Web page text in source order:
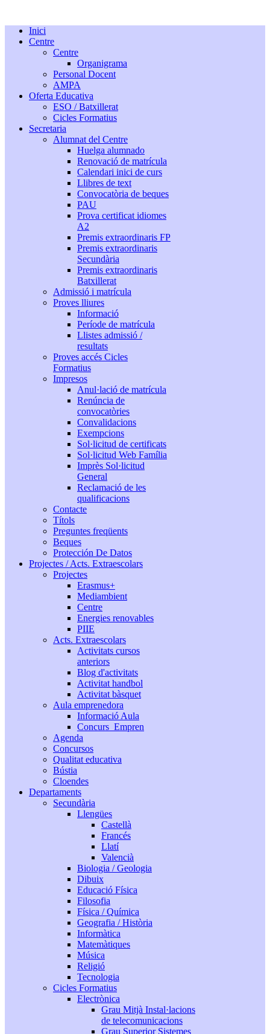
Inici
Centre
Centre
Organigrama
Personal Docent
AMPA
Oferta Educativa
ESO / Batxillerat
Cicles Formatius
Secretaria
Alumnat del Centre
Huelga alumnado
Renovació de matrícula
Calendari inici de curs
Llibres de text
Convocatòria de beques
PAU
Prova certificat idiomes
A2
Premis extraordinaris FP
Premis extraordinaris
Secundària
Premis extraordinaris
Batxillerat
Admissió i matrícula
Proves lliures
Informació
Període de matrícula
Llistes admissió /
resultats
Proves accés Cicles
Formatius
Impresos
Anul·lació de matrícula
Renúncia de
convocatòries
Convalidacions
Exempcions
Sol·licitud de certificats
Sol·licitud Web Família
Imprès Sol·licitud
General
Reclamació de les
qualificacions
Contacte
Títols
Preguntes freqüents
Beques
Protección De Datos
Projectes / Acts. Extraescolars
Projectes
Erasmus+
Mediambient
Centre
Energies renovables
PIIE
Acts. Extraescolars
Activitats cursos
anteriors
Blog d'activitats
Activitat handbol
Activitat bàsquet
Aula emprenedora
Informació Aula
Concurs_Empren
Agenda
Concursos
Qualitat educativa
Bústia
Cloendes
Departaments
Secundària
Llengües
Castellà
Francés
Llatí
Valencià
Biologia / Geologia
Dibuix
Educació Física
Filosofia
Física / Química
Geografia / Història
Informàtica
Matemàtiques
Música
Religió
Tecnologia
Cicles Formatius
Electrònica
Grau Mitjà Instal·lacions
de telecomunicacions
Grau Superior Sistemes